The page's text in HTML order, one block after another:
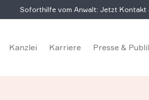
Soforthilfe vom Anwalt: Jetzt Kontakt
Kanzlei Karriere Presse &